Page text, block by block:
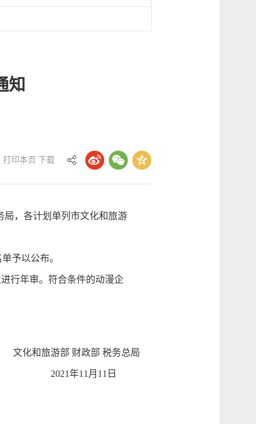
知
打印本页 下载
局，各计划单列市文化和旅游
予以公布。
行年审。符合条件的动漫企
文化和旅游部 财政部 税务总局
2021年11月11日